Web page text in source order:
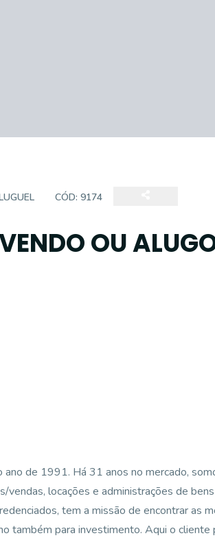
CÓD: 9174
OU
de 1991. Há 31 anos no mercado,
vendas, locações e administrações de
tem a missão de encontrar as
também para investimento. Aqui o